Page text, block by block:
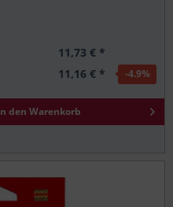
11,73 € *
11,16 € * -4.9%
den Warenkorb